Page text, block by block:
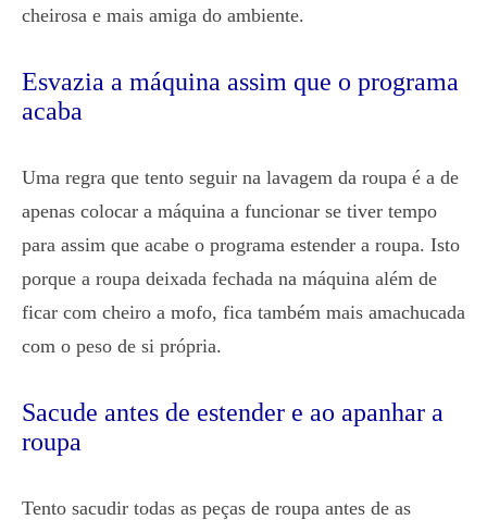
cheirosa e mais amiga do ambiente.
Esvazia a máquina assim que o programa
acaba
Uma regra que tento seguir na lavagem da roupa é a de
apenas colocar a máquina a funcionar se tiver tempo
para assim que acabe o programa estender a roupa. Isto
porque a roupa deixada fechada na máquina além de
ficar com cheiro a mofo, fica também mais amachucada
com o peso de si própria.
Sacude antes de estender e ao apanhar a
roupa
Tento sacudir todas as peças de roupa antes de as